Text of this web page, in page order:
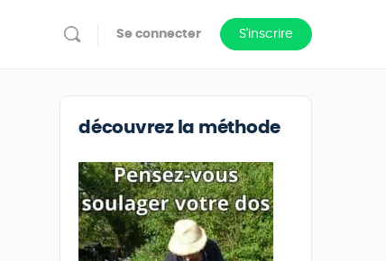
Se connecter S'inscrire
découvrez la méthode